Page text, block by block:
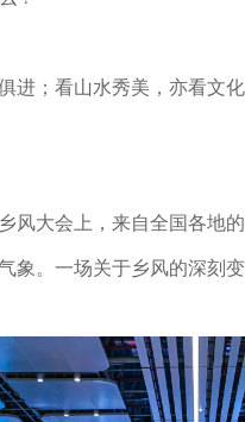
进；看山水秀美，亦看文
风大会上，来自全国各地
象。一场关于乡风的深刻